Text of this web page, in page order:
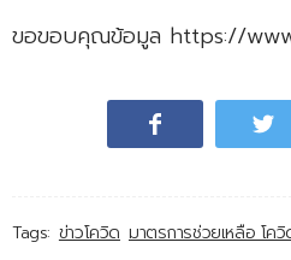
ขอขอบคุณข้อมูล https://
Tags: ข่าวโควิด มาตรการช่วยเหลือ โค